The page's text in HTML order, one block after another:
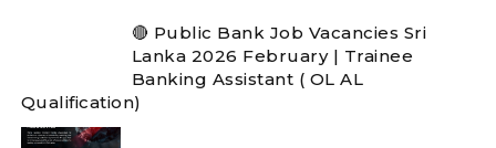
🔴 Public Bank Job Vacancies Sri
Lanka 2026 February | Trainee
Banking Assistant ( OL AL
Qualification)